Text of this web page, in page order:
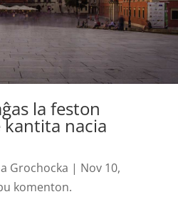
la feston
nacia
Grochocka | Nov 10,
komenton.